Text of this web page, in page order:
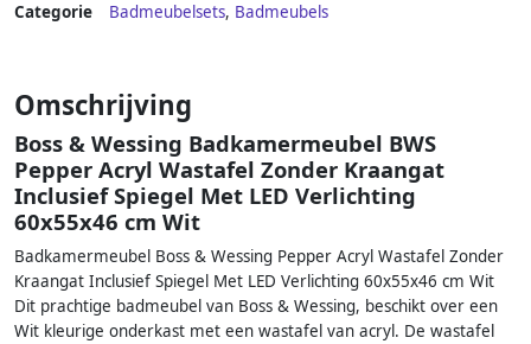
Categorie Badmeubelsets, Badmeubels
Omschrijving
Boss & Wessing Badkamermeubel BWS
Pepper Acryl Wastafel Zonder Kraangat
Inclusief Spiegel Met LED Verlichting
60x55x46 cm Wit
Badkamermeubel Boss & Wessing Pepper Acryl Wastafel Zonder
Kraangat Inclusief Spiegel Met LED Verlichting 60x55x46 cm Wit
Dit prachtige badmeubel van Boss & Wessing, beschikt over een
Wit kleurige onderkast met een wastafel van acryl. De wastafel